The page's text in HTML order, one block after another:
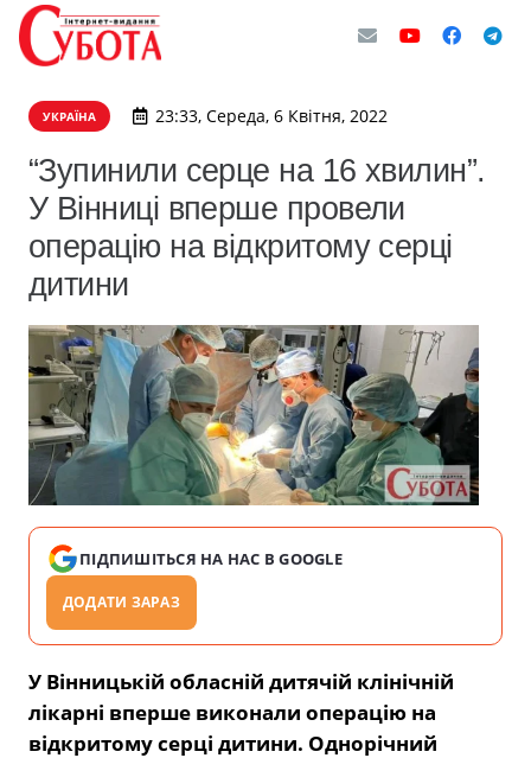
УКРАЇНА 23:33, Середа, 6 Квітня, 2022
“Зупинили серце на 16 хвилин”.
У Вінниці вперше провели
операцію на відкритому серці
дитини
ПІДПИШІТЬСЯ НА НАС В GOOGLE
ДОДАТИ ЗАРАЗ
У Вінницькій обласній дитячій клінічній
лікарні вперше виконали операцію на
відкритому серці дитини. Однорічний